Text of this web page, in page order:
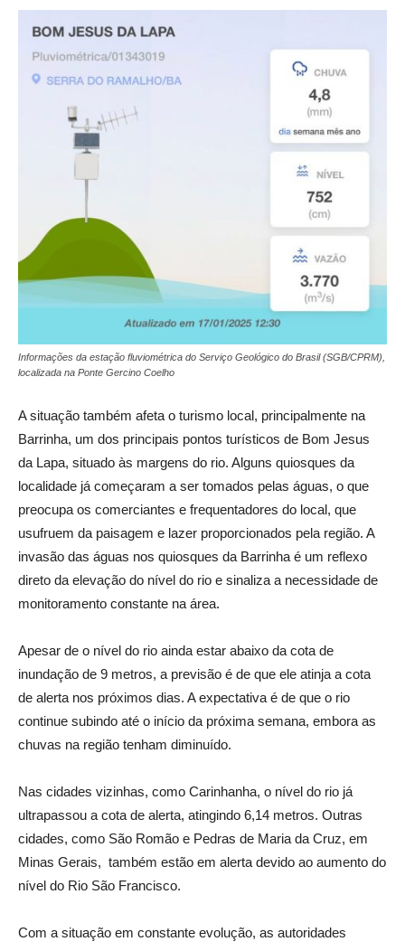
Informações da estação fluviométrica do Serviço Geológico do Brasil (SGB/CPRM),
localizada na Ponte Gercino Coelho
A situação também afeta o turismo local, principalmente na
Barrinha, um dos principais pontos turísticos de Bom Jesus
da Lapa, situado às margens do rio. Alguns quiosques da
localidade já começaram a ser tomados pelas águas, o que
preocupa os comerciantes e frequentadores do local, que
usufruem da paisagem e lazer proporcionados pela região. A
invasão das águas nos quiosques da Barrinha é um reflexo
direto da elevação do nível do rio e sinaliza a necessidade de
monitoramento constante na área.
Apesar de o nível do rio ainda estar abaixo da cota de
inundação de 9 metros, a previsão é de que ele atinja a cota
de alerta nos próximos dias. A expectativa é de que o rio
continue subindo até o início da próxima semana, embora as
chuvas na região tenham diminuído.
Nas cidades vizinhas, como Carinhanha, o nível do rio já
ultrapassou a cota de alerta, atingindo 6,14 metros. Outras
cidades, como São Romão e Pedras de Maria da Cruz, em
Minas Gerais, também estão em alerta devido ao aumento do
nível do Rio São Francisco.
Com a situação em constante evolução, as autoridades